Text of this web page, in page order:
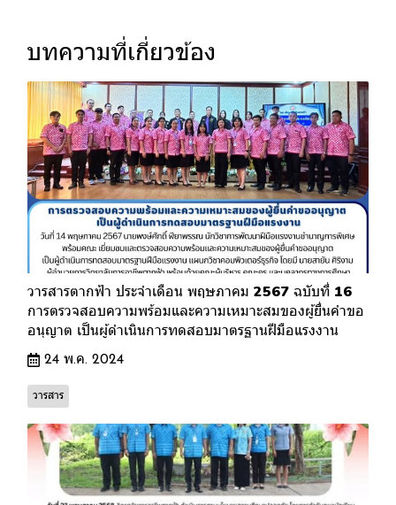
บทความที่เกี่ยวข้อง
วารสารตากฟ้า ประจำเดือน พฤษภาคม 2567 ฉบับที่ 16
การตรวจสอบความพร้อมและความเหมาะสมของผู้ยื่นคำขอ
อนุญาต เป็นผู้ดำเนินการทดสอบมาตรฐานฝีมือแรงงาน
24 พ.ค. 2024
วารสาร